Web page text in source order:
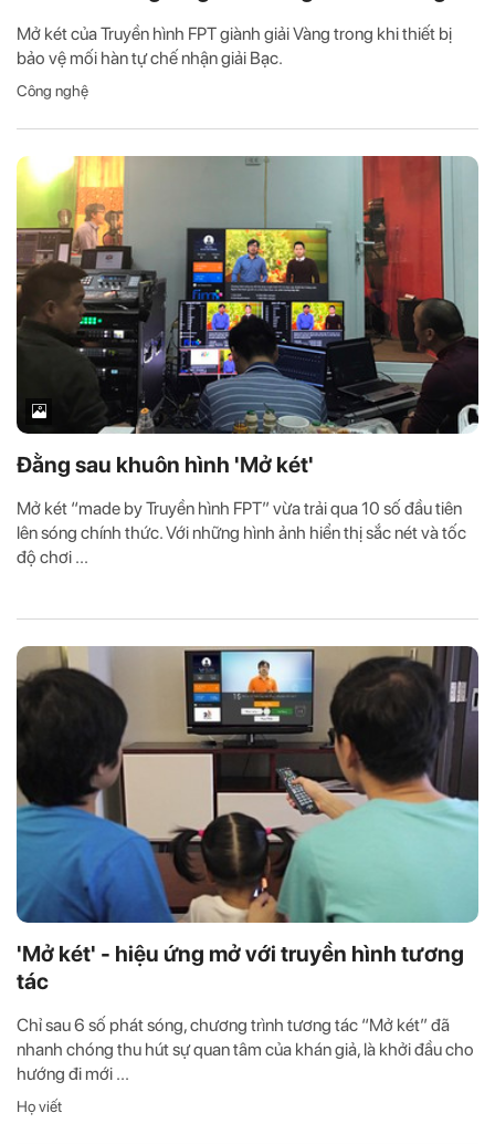
Mở két của Truyền hình FPT giành giải Vàng trong khi thiết bị
bảo vệ mối hàn tự chế nhận giải Bạc.
Công nghệ
Đằng sau khuôn hình 'Mở két'
Mở két “made by Truyền hình FPT” vừa trải qua 10 số đầu tiên
lên sóng chính thức. Với những hình ảnh hiển thị sắc nét và tốc
độ chơi ...
'Mở két' - hiệu ứng mở với truyền hình tương
tác
Chỉ sau 6 số phát sóng, chương trình tương tác “Mở két” đã
nhanh chóng thu hút sự quan tâm của khán giả, là khởi đầu cho
hướng đi mới ...
Họ viết